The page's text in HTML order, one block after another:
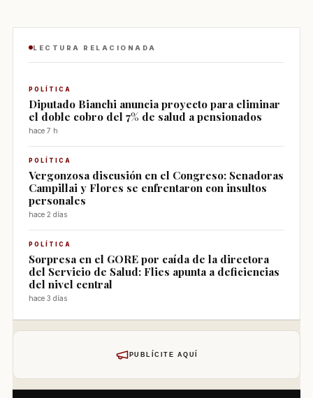
LECTURA RELACIONADA
POLÍTICA
Diputado Bianchi anuncia proyecto para eliminar
el doble cobro del 7% de salud a pensionados
hace 7 h
POLÍTICA
Vergonzosa discusión en el Congreso: Senadoras
Campillai y Flores se enfrentaron con insultos
personales
hace 2 días
POLÍTICA
Sorpresa en el GORE por caída de la directora
del Servicio de Salud: Flies apunta a deficiencias
del nivel central
hace 3 días
PUBLÍCITE AQUÍ